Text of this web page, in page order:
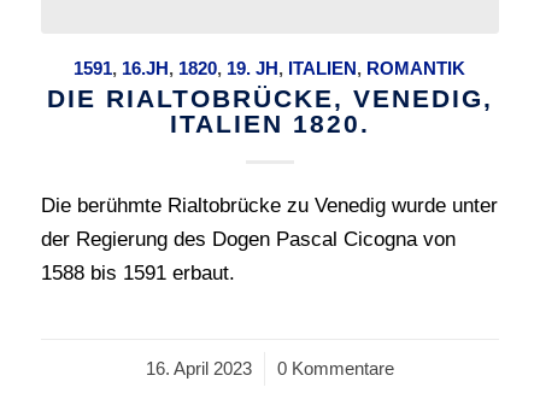
1591, 16.JH, 1820, 19. JH, ITALIEN, ROMANTIK
DIE RIALTOBRÜCKE, VENEDIG,
ITALIEN 1820.
Die berühmte Rialtobrücke zu Venedig wurde unter
der Regierung des Dogen Pascal Cicogna von
1588 bis 1591 erbaut.
16. April 2023
/ 0 Kommentare